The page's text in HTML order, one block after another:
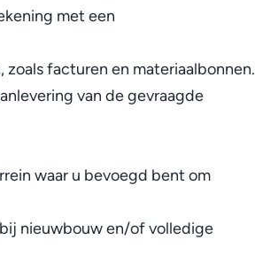
met een
facturen en materiaalbonnen.
van de gevraagde
waar u bevoegd bent om
nieuwbouw en/of volledige